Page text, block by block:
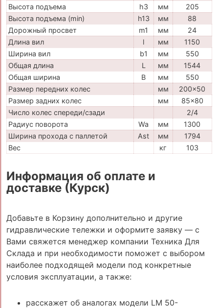
Высота подъема
h3 мм
205
Высота подъема (min)
h13 мм
88
Дорожный просвет
m1 мм
24
Длина вил
l мм
1150
Ширина вил
b1 мм
550
Общая длина
L мм
1544
Общая ширина
B мм
550
Размер передних колес
мм
200x50
Размер задних колес
мм
85x80
Число колес спереди/сзади
2/4
Радиус поворота
Wa мм
1300
Ширина прохода с паллетой
Ast мм
1794
Вес
кг 103
Информация об оплате и
доставке (Курск)
Добавьте в Корзину дополнительно и другие
гидравлические тележки и оформите заявку — с
Вами свяжется менеджер компании Техника Для
Склада и при необходимости поможет с выбором
наиболее подходящей модели под конкретные
условия эксплуатации, а также:
расскажет об аналогах модели LM 50-